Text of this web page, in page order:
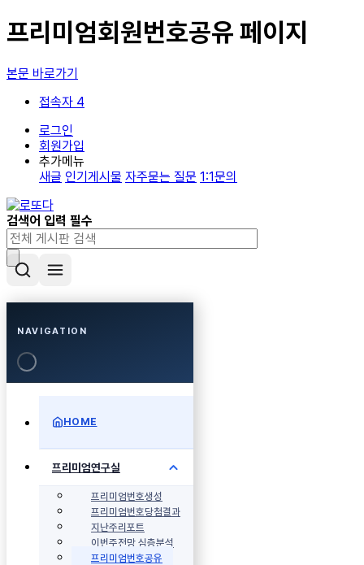
프리미엄회원번호공유 페이지
본문 바로가기
접속자 4
로그인
회원가입
추가메뉴
새글 인기게시물 자주묻는 질문 1:1문의
검색어 입력 필수
NAVIGATION
HOME
프리미엄연구실
프리미엄번호생성
프리미엄번호당첨결과
지난주리포트
이번주전망 심층분석
프리미엄번호공유